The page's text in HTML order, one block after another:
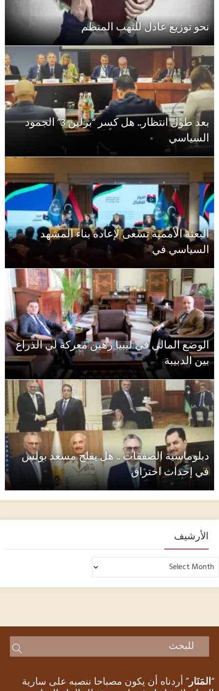
نحو توزيع عادل للنهب المنظم
بعد طول انتظار.. هل كسر “برلين 3” الجمود
السياسي
البعثة الأممية تسعى لإعادة بناء المشهد
السياسي في
الوضع المالي في ليبيا رهين معركة لي الذراع
بين الدبيبة
دبلوماسية الصفقات .. هل يفلح مسعد بولس
في إحداث اختراق
الأرشيف
الأرشيف
“المَنَار” أردناه أن يكون مصباحا ننصبه على سارية